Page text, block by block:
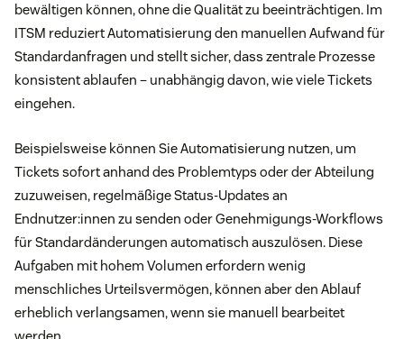
bewältigen können, ohne die Qualität zu beeinträchtigen. Im
ITSM reduziert Automatisierung den manuellen Aufwand für
Standardanfragen und stellt sicher, dass zentrale Prozesse
konsistent ablaufen – unabhängig davon, wie viele Tickets
eingehen.
Beispielsweise können Sie Automatisierung nutzen, um
Tickets sofort anhand des Problemtyps oder der Abteilung
zuzuweisen, regelmäßige Status-Updates an
Endnutzer:innen zu senden oder Genehmigungs-Workflows
für Standardänderungen automatisch auszulösen. Diese
Aufgaben mit hohem Volumen erfordern wenig
menschliches Urteilsvermögen, können aber den Ablauf
erheblich verlangsamen, wenn sie manuell bearbeitet